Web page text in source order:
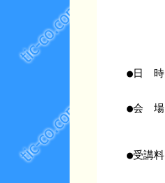
●日 時
●会 場
●受講料